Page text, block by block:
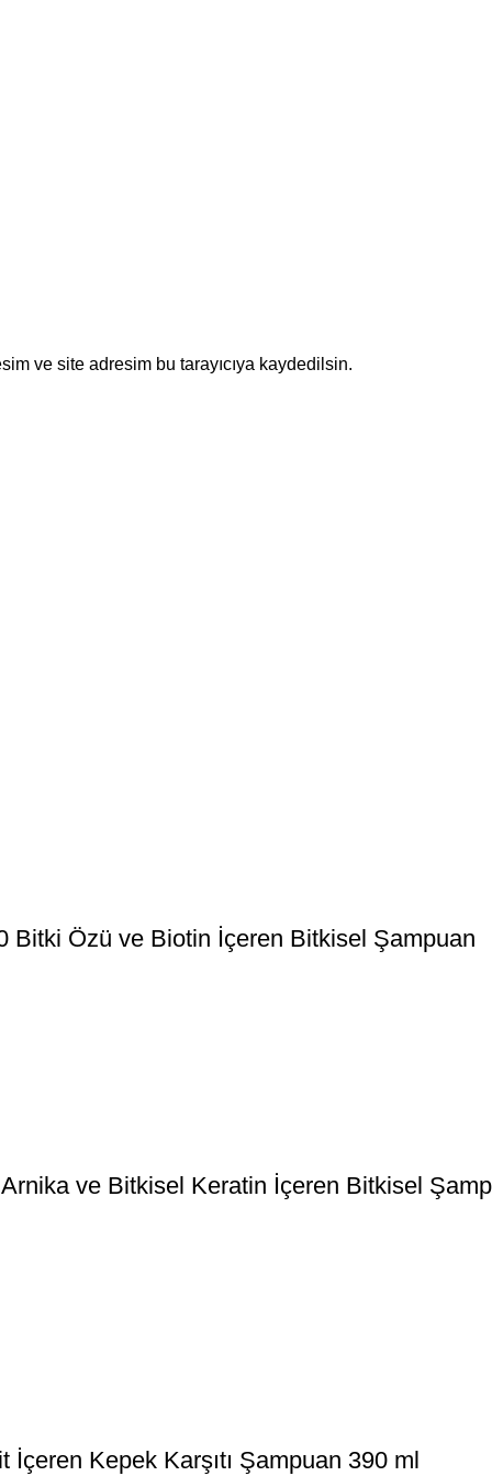
ve site adresim bu tarayıcıya kaydedilsin.
Bitki Özü ve Biotin İçeren Bitkisel Şampuan
ve Bitkisel Keratin İçeren Bitkisel
Kepek Karşıtı Şampuan 390 ml